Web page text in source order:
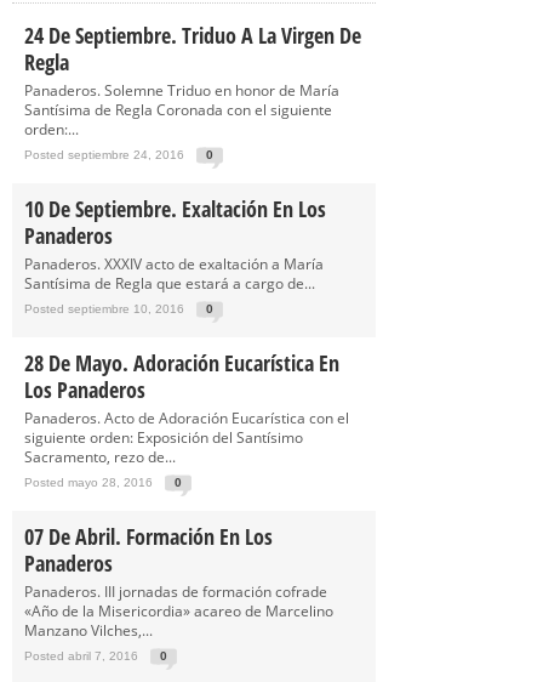
24 De Septiembre. Triduo A La Virgen De
Regla
Panaderos. Solemne Triduo en honor de María
Santísima de Regla Coronada con el siguiente
orden:...
Posted septiembre 24, 2016 0
10 De Septiembre. Exaltación En Los
Panaderos
Panaderos. XXXIV acto de exaltación a María
Santísima de Regla que estará a cargo de...
Posted septiembre 10, 2016 0
28 De Mayo. Adoración Eucarística En
Los Panaderos
Panaderos. Acto de Adoración Eucarística con el
siguiente orden: Exposición del Santísimo
Sacramento, rezo de...
Posted mayo 28, 2016 0
07 De Abril. Formación En Los
Panaderos
Panaderos. III jornadas de formación cofrade
«Año de la Misericordia» acareo de Marcelino
Manzano Vilches,...
Posted abril 7, 2016 0